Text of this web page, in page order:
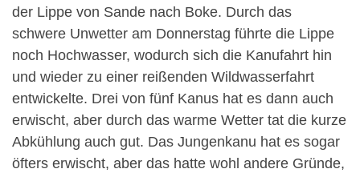
der Lippe von Sande nach Boke. Durch das
schwere Unwetter am Donnerstag führte die Lippe
noch Hochwasser, wodurch sich die Kanufahrt hin
und wieder zu einer reißenden Wildwasserfahrt
entwickelte. Drei von fünf Kanus hat es dann auch
erwischt, aber durch das warme Wetter tat die kurze
Abkühlung auch gut. Das Jungenkanu hat es sogar
öfters erwischt, aber das hatte wohl andere Gründe,